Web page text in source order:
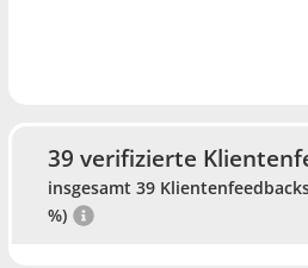
39 verifizierte
insgesamt 39
%)